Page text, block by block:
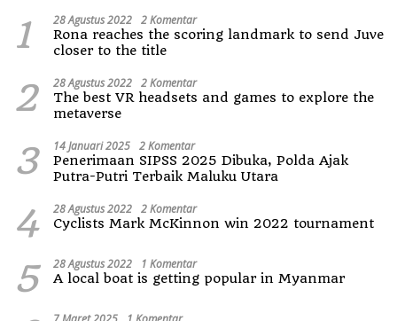
1 28 Agustus 2022 2 Komentar
Rona reaches the scoring landmark to send Juve
closer to the title
2 28 Agustus 2022 2 Komentar
The best VR headsets and games to explore the
metaverse
3 14 Januari 2025 2 Komentar
Penerimaan SIPSS 2025 Dibuka, Polda Ajak
Putra-Putri Terbaik Maluku Utara
4 28 Agustus 2022 2 Komentar
Cyclists Mark McKinnon win 2022 tournament
5 28 Agustus 2022 1 Komentar
A local boat is getting popular in Myanmar